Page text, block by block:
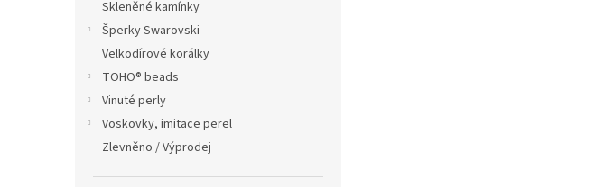
Skleněné kamínky
Šperky Swarovski
Velkodírové korálky
TOHO® beads
Vinuté perly
Voskovky, imitace perel
Zlevněno / Výprodej